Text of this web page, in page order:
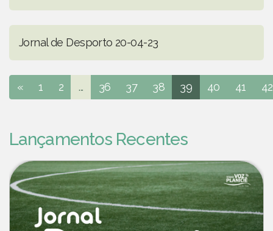
Jornal de Desporto 20-04-23
« 1 2 ... 36 37 38 39 40 41 42
Lançamentos Recentes